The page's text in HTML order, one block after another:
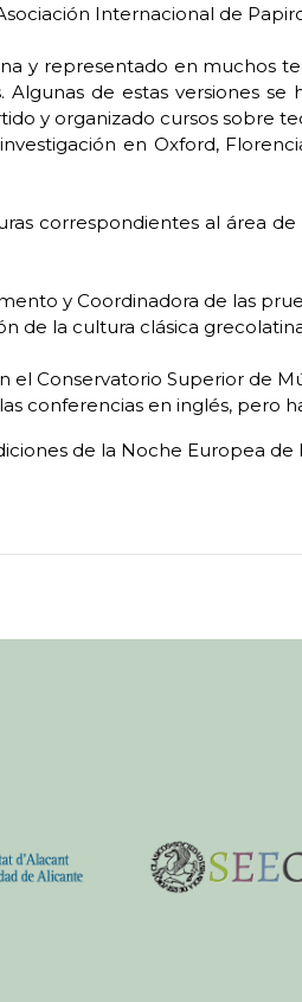
Internacional de
y representado en muchos
Algunas de estas versiones
y organizado cursos sobre
en Oxford,
correspondientes al área
y Coordinadora de las
de la cultura clásica
el Conservatorio Superior de
conferencias en inglés, pero
de la Noche Europea de